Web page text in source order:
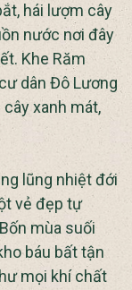
hái lượm cây
nước nơi đây
Khe Răm
dân Đô Lương
xanh mát,
lũng nhiệt đới
vẻ đẹp tự
mùa suối
báu bất tận
mọi khí chất